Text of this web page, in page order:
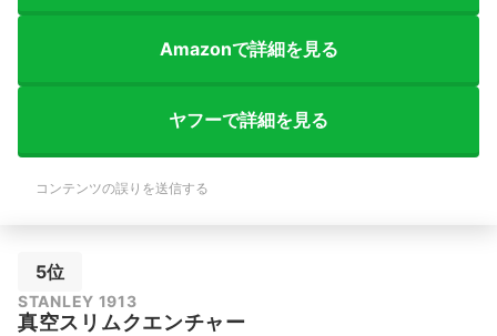
Amazonで詳細を見る
ヤフーで詳細を見る
コンテンツの誤りを送信する
5位
STANLEY 1913
真空スリムクエンチャー